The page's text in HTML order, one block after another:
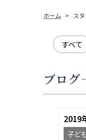
ホーム ス
すべて
ブログ
2019
子ど